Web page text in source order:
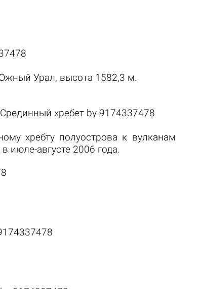
Урал, высота 1582,3 м.
хребет by 9174337478
хребту полуострова к вулканам
июле-августе 2006 года.